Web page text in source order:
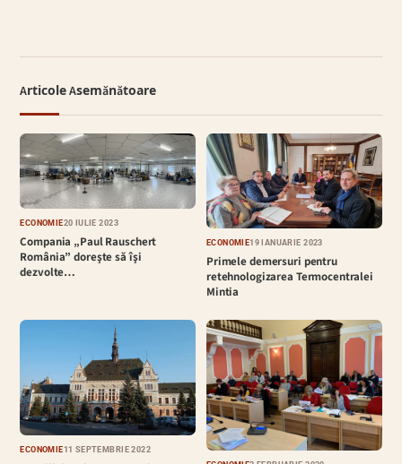
Articole Asemănătoare
ECONOMIE20 IULIE 2023
Compania „Paul Rauschert
România” doreşte să îşi
dezvolte…
ECONOMIE19 IANUARIE 2023
Primele demersuri pentru
retehnologizarea Termocentralei
Mintia
ECONOMIE11 SEPTEMBRIE 2022